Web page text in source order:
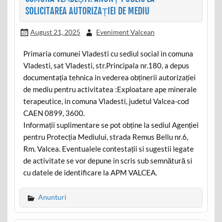
SOLICITAREA AUTORIZAȚIEI DE MEDIU
August 21, 2025 Eveniment Valcean
Primaria comunei Vladesti cu sediul social in comuna
Vladesti, sat Vladesti, str.Principala nr.180, a depus
documentația tehnica in vederea obținerii autorizației
de mediu pentru activitatea :Exploatare ape minerale
terapeutice, in comuna Vladesti, judetul Valcea-cod
CAEN 0899, 3600.
Informații suplimentare se pot obține la sediul Agenției
pentru Protecția Mediului, strada Remus Bellu nr.6,
Rm. Valcea. Eventualele contestații si sugestii legate
de activitate se vor depune in scris sub semnătură si
cu datele de identificare la APM VALCEA.
Anunturi